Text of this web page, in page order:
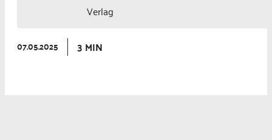
Verlag
07.05.2025 3 MIN